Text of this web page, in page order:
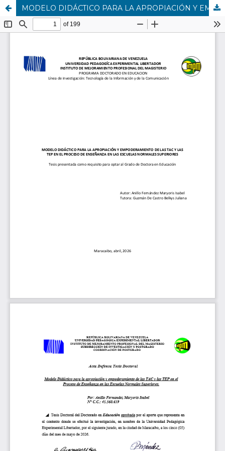
MODELO DIDÁCTICO PARA LA APROPIACIÓN Y EMPODERAMIENTO DE LAS TAC Y LAS TEP EN EL PROCESO DE ENSEÑANZA EN LAS ESCUELAS NORMALES SUPERIORES